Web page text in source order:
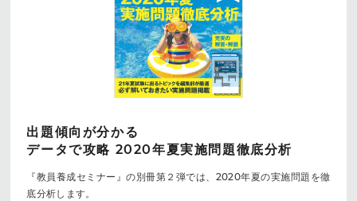
出題傾向が分かる
データで攻略 2020年夏実施問題徹底分析
『教員養成セミナー』の別冊第２弾では、2020年夏の実施問題を徹
底分析します。